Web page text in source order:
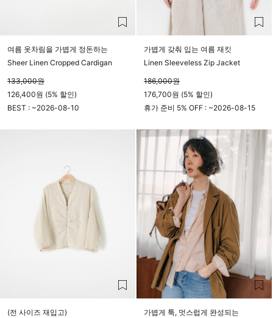
여름 옷차림을 가볍게 정돈하는
Sheer Linen Cropped Cardigan
133,000원
126,400원 (5% 할인)
BEST : ~2026-08-10
가볍게 갖춰 입는 여름 재킷
Linen Sleeveless Zip Jacket
186,000원
176,700원 (5% 할인)
휴가 준비 5% OFF : ~2026-08-15
(전 사이즈 재입고)
가볍게 툭, 멋스럽게 완성되는